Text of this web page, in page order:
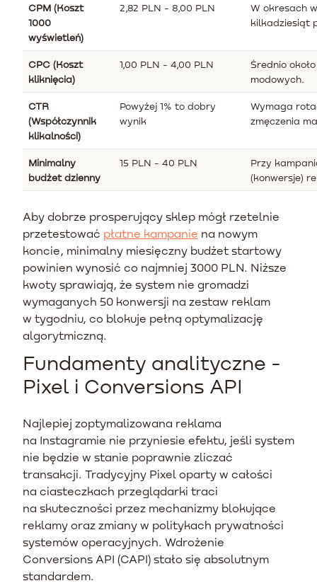
CPM (Koszt
1000
wyświetleń)
2,82 PLN - 8,00 PLN
W okresach
kilkadziesiąt
CPC (Koszt
kliknięcia)
1,00 PLN - 4,00 PLN
Średnio
modowych.
CTR
(Współczynnik
klikalności)
Powyżej 1% to dobry
wynik
Wymaga
zmęczenia
Minimalny
budżet dzienny
15 PLN - 40 PLN
Przy
(konwersje)
Aby dobrze prosperujący sklep mógł rzetelnie
przetestować płatne kampanie na nowym
koncie, minimalny miesięczny budżet startowy
powinien wynosić co najmniej 3000 PLN. Niższe
kwoty sprawiają, że system nie gromadzi
wymaganych 50 konwersji na zestaw reklam
w tygodniu, co blokuje pełną optymalizację
algorytmiczną.
Fundamenty analityczne -
Pixel i Conversions API
Najlepiej zoptymalizowana reklama
na Instagramie nie przyniesie efektu, jeśli system
nie będzie w stanie poprawnie zliczać
transakcji. Tradycyjny Pixel oparty w całości
na ciasteczkach przeglądarki traci
na skuteczności przez mechanizmy blokujące
reklamy oraz zmiany w politykach prywatności
systemów operacyjnych. Wdrożenie
Conversions API (CAPI) stało się absolutnym
standardem.